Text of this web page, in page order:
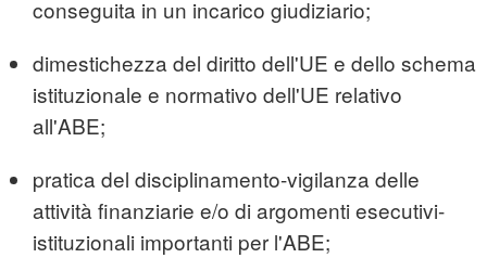
conseguita in un incarico giudiziario;
dimestichezza del diritto dell'UE e dello schema
istituzionale e normativo dell'UE relativo
all'ABE;
pratica del disciplinamento-vigilanza delle
attività finanziarie e/o di argomenti esecutivi-
istituzionali importanti per l'ABE;